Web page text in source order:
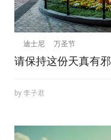
迪士尼 万圣节
请保持这份天真有邪
by 李子君